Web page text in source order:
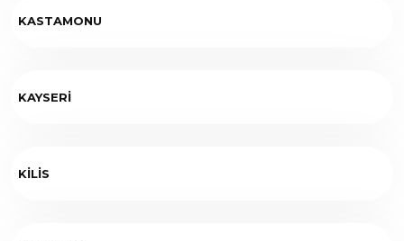
KASTAMONU
KAYSERİ
KİLİS